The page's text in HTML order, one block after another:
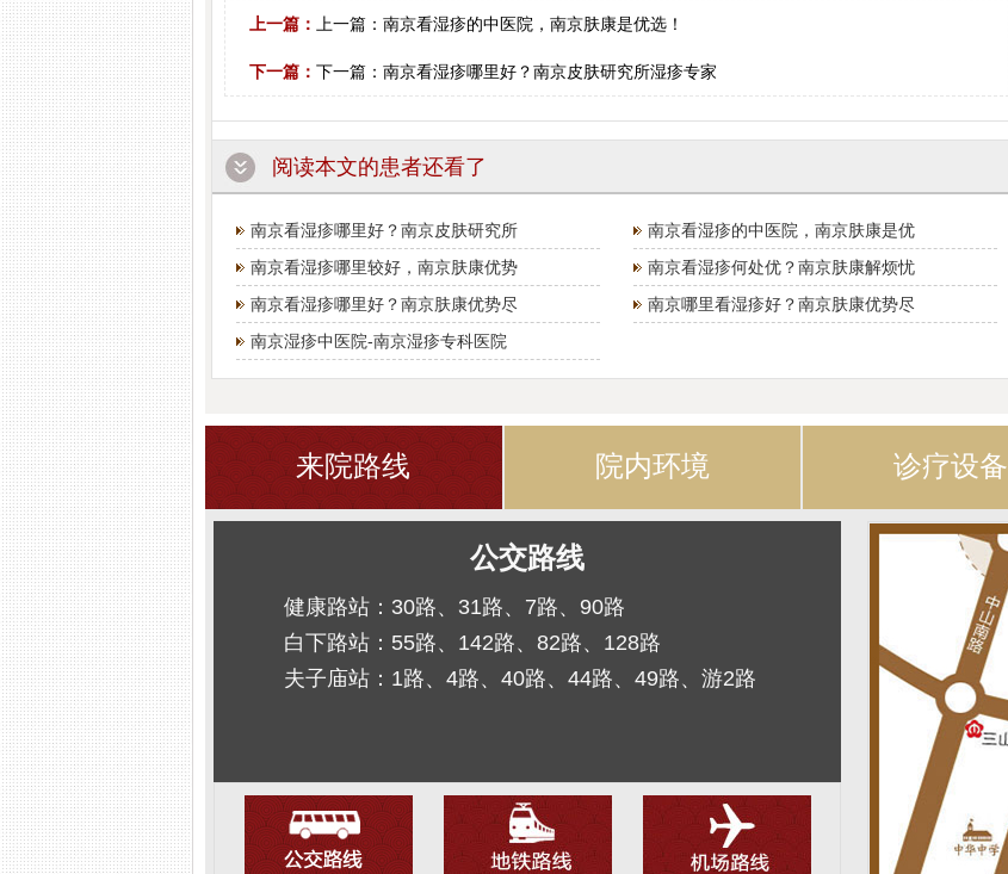
上一篇： 上一篇： 南京看湿疹的中医院，南京肤康是优选！
下一篇： 下一篇： 南京看湿疹哪里好？南京皮肤研究所湿疹专家
阅读本文的患者还看了
南京看湿疹哪里好？南京皮肤研究所
南京看湿疹的中医院，南京肤康是优
南京看湿疹哪里较好，南京肤康优势
南京看湿疹何处优？南京肤康解烦忧
南京看湿疹哪里好？南京肤康优势尽
南京哪里看湿疹好？南京肤康优势尽
南京湿疹中医院-南京湿疹专科医院
来院路线 院内环境 诊疗设备
公交路线
健康路站：30路、31路、7路、90路
白下路站：55路、142路、82路、128路
夫子庙站：1路、4路、40路、44路、49路、游2路